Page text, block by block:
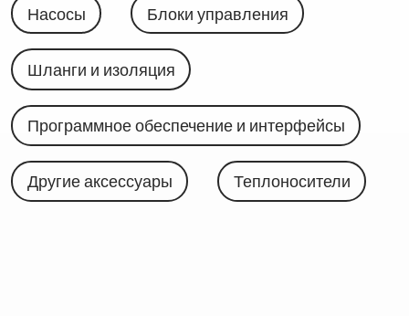
Насосы Блоки управления
Шланги и изоляция
Программное обеспечение и интерфейсы
Другие аксессуары Теплоносители